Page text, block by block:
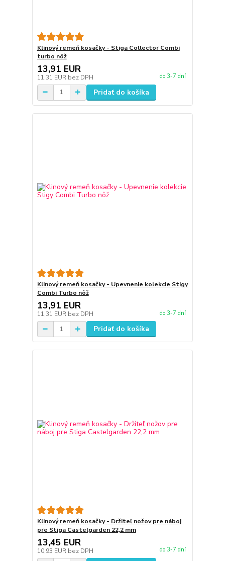
Klinový remeň kosačky - Stiga Collector Combi
turbo nôž
13,91 EUR
11,31 EUR bez DPH do 3-7 dní
Pridať do košíka
Klinový remeň kosačky - Upevnenie kolekcie Stigy
Combi Turbo nôž
13,91 EUR
11,31 EUR bez DPH do 3-7 dní
Pridať do košíka
Klinový remeň kosačky - Držiteľ nožov pre náboj
pre Stiga Castelgarden 22,2 mm
13,45 EUR
10,93 EUR bez DPH do 3-7 dní